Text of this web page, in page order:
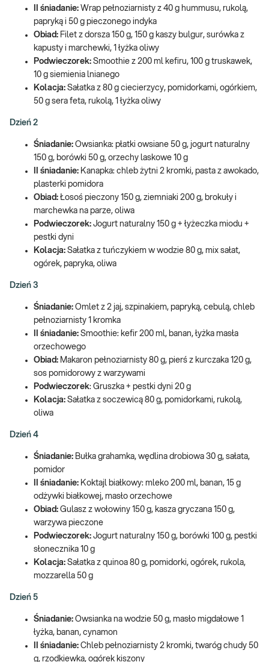
II śniadanie: Wrap pełnoziarnisty z 40 g hummusu, rukolą,
papryką i 50 g pieczonego indyka
Obiad: Filet z dorsza 150 g, 150 g kaszy bulgur, surówka z
kapusty i marchewki, 1 łyżka oliwy
Podwieczorek: Smoothie z 200 ml kefiru, 100 g truskawek,
10 g siemienia lnianego
Kolacja: Sałatka z 80 g ciecierzycy, pomidorkami, ogórkiem,
50 g sera feta, rukolą, 1 łyżka oliwy
Dzień 2
Śniadanie: Owsianka: płatki owsiane 50 g, jogurt naturalny
150 g, borówki 50 g, orzechy laskowe 10 g
II śniadanie: Kanapka: chleb żytni 2 kromki, pasta z awokado,
plasterki pomidora
Obiad: Łosoś pieczony 150 g, ziemniaki 200 g, brokuły i
marchewka na parze, oliwa
Podwieczorek: Jogurt naturalny 150 g + łyżeczka miodu +
pestki dyni
Kolacja: Sałatka z tuńczykiem w wodzie 80 g, mix sałat,
ogórek, papryka, oliwa
Dzień 3
Śniadanie: Omlet z 2 jaj, szpinakiem, papryką, cebulą, chleb
pełnoziarnisty 1 kromka
II śniadanie: Smoothie: kefir 200 ml, banan, łyżka masła
orzechowego
Obiad: Makaron pełnoziarnisty 80 g, pierś z kurczaka 120 g,
sos pomidorowy z warzywami
Podwieczorek: Gruszka + pestki dyni 20 g
Kolacja: Sałatka z soczewicą 80 g, pomidorkami, rukolą,
oliwa
Dzień 4
Śniadanie: Bułka grahamka, wędlina drobiowa 30 g, sałata,
pomidor
II śniadanie: Koktajl białkowy: mleko 200 ml, banan, 15 g
odżywki białkowej, masło orzechowe
Obiad: Gulasz z wołowiny 150 g, kasza gryczana 150 g,
warzywa pieczone
Podwieczorek: Jogurt naturalny 150 g, borówki 100 g, pestki
słonecznika 10 g
Kolacja: Sałatka z quinoa 80 g, pomidorki, ogórek, rukola,
mozzarella 50 g
Dzień 5
Śniadanie: Owsianka na wodzie 50 g, masło migdałowe 1
łyżka, banan, cynamon
II śniadanie: Chleb pełnoziarnisty 2 kromki, twaróg chudy 50
g, rzodkiewka, ogórek kiszony